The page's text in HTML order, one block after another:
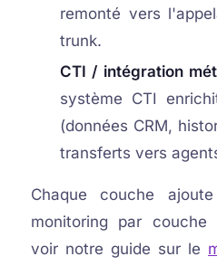
remonté vers
trunk.
CTI / intégration
système CTI
(données CRM,
transferts vers
Chaque couche
monitoring par
voir notre guide sur le